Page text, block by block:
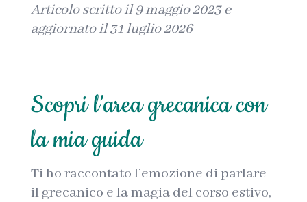
Articolo scritto il 9 maggio 2023 e
aggiornato il 31 luglio 2026
Scopri l’area grecanica con
la mia guida
Ti ho raccontato l’emozione di parlare
il grecanico e la magia del corso estivo,